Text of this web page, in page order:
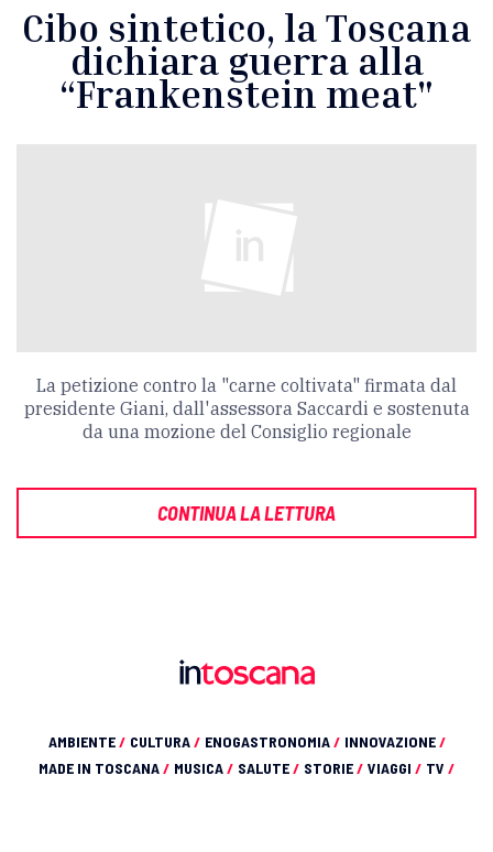
Cibo sintetico, la Toscana
dichiara guerra alla
“Frankenstein meat"
La petizione contro la "carne coltivata" firmata dal
presidente Giani, dall'assessora Saccardi e sostenuta
da una mozione del Consiglio regionale
CONTINUA LA LETTURA
AMBIENTE/ CULTURA/ ENOGASTRONOMIA/ INNOVAZIONE/
MADE IN TOSCANA/ MUSICA/ SALUTE/ STORIE/ VIAGGI / TV /